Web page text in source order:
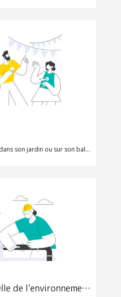
Améliorer la biodiversité dans son jardin ou sur son balcon
Zoom sur le Grenelle de l'environnement